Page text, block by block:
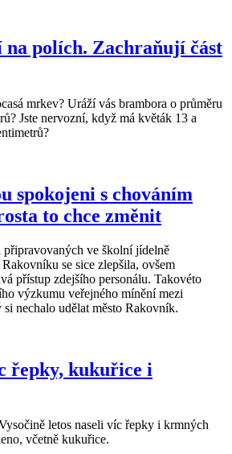
polích. Zachraňují část
mrkev? Uráží vás brambora o průměru
Jste nervozní, když má květák 13 a
spokojeni s chováním
to chce změnit
ve školní jídelně
se sice zlepšila, ovšem
přístup zdejšího personálu. Takovéto
výzkumu veřejného mínění mezi
nechalo udělat město Rakovník.
řepky, kukuřice i
letos naseli víc řepky i krmných
včetně kukuřice.